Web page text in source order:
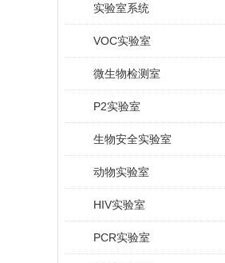
实验室系统
VOC实验室
微生物检测室
P2实验室
生物安全实验室
动物实验室
HIV实验室
PCR实验室